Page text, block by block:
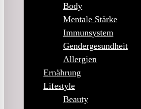
Body
Mentale Stärke
Immunsystem
Gendergesundheit
Allergien
Ernährung
Lifestyle
Beauty